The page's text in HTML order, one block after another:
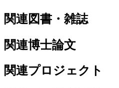
関連図書・雑誌
関連博士論文
関連プロジェクト